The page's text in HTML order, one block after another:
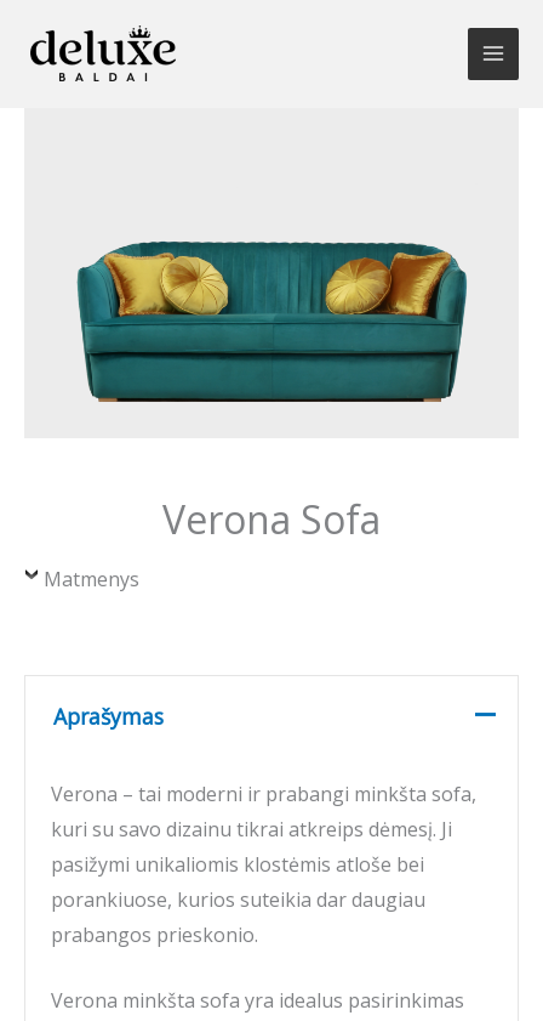
prie
turinio
Verona Sofa
Matmenys
Aprašymas
Verona – tai moderni ir prabangi minkšta sofa,
kuri su savo dizainu tikrai atkreips dėmesį. Ji
pasižymi unikaliomis klostėmis atloše bei
porankiuose, kurios suteikia dar daugiau
prabangos prieskonio.
Verona minkšta sofa yra idealus pasirinkimas